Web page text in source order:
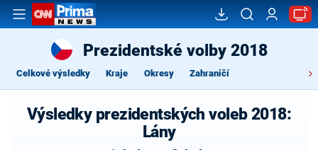
Prezidentské volby 2018
Celkové výsledky Kraje Okresy Zahraničí
Výsledky prezidentských voleb 2018:
Lány